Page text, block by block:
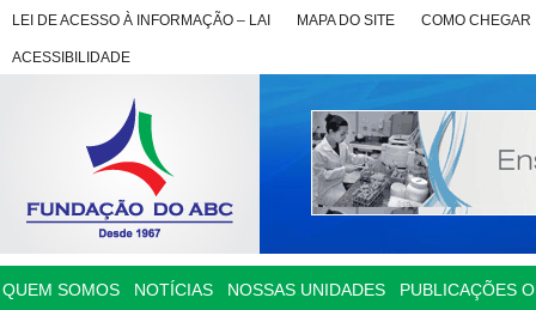
LEI DE ACESSO À INFORMAÇÃO – LAI MAPA DO SITE COMO CHEGAR
ACESSIBILIDADE
QUEM SOMOS NOTÍCIAS NOSSAS UNIDADES PUBLICAÇÕES